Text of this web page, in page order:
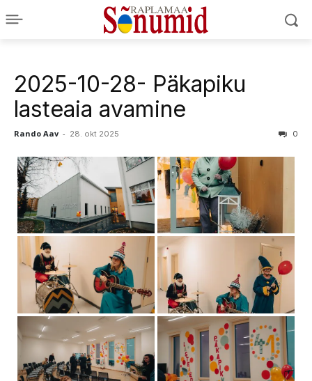
2025-10-28- Päkapiku
lasteaia avamine
Rando Aav - 28. okt 2025 0